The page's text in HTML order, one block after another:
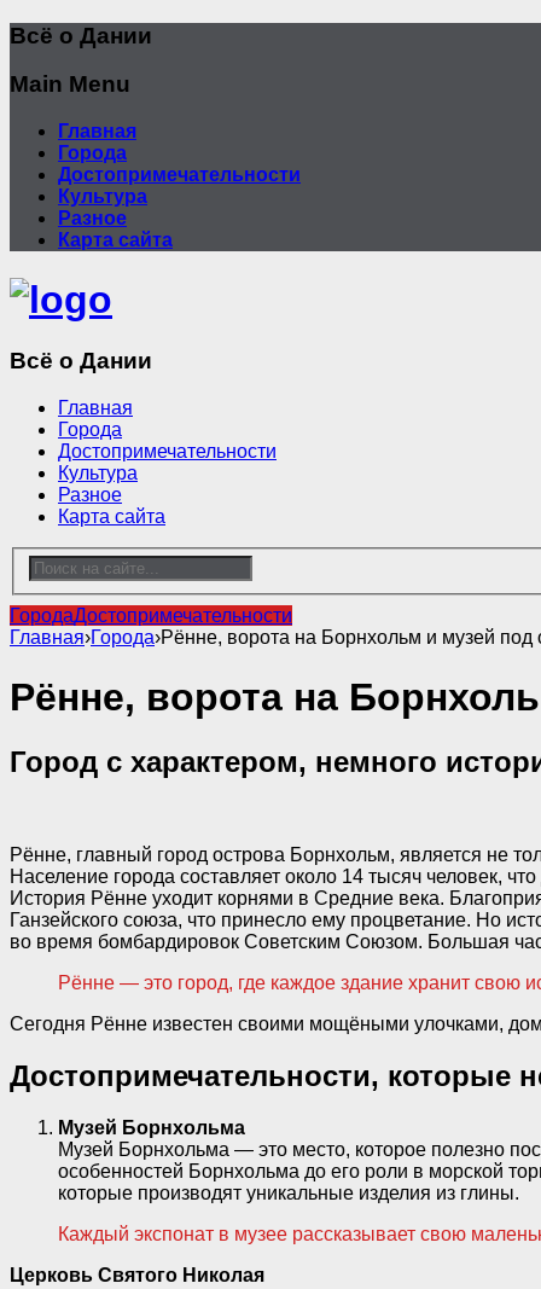
Всё о Дании
Main Menu
Главная
Города
Достопримечательности
Культура
Разное
Карта сайта
Всё о Дании
Главная
Города
Достопримечательности
Культура
Разное
Карта сайта
ГородаДостопримечательности
Главная›Города›Рённе, ворота на Борнхольм и музей
Рённе, ворота на
Город с характером, немного
Рённе, главный город острова Борнхольм, является не
Население города составляет около 14 тысяч человек,
История Рённе уходит корнями в Средние века.
Ганзейского союза, что принесло ему процветание. Но
во время бомбардировок Советским Союзом. Большая
Рённе — это город, где каждое здание хранит свою
Сегодня Рённе известен своими мощёными улочками,
Достопримечательности, которые
Музей Борнхольма
Музей Борнхольма — это место, которое полезно
особенностей Борнхольма до его роли в морской
которые производят уникальные изделия из глины.
Каждый экспонат в музее рассказывает свою
Церковь Святого Николая